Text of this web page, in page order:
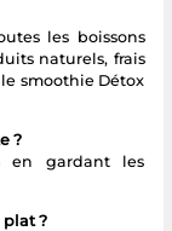
les boissons
naturels, frais
smoothie Détox
?
en gardant les
plat ?